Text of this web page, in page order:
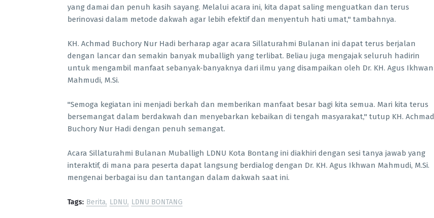
yang damai dan penuh kasih sayang. Melalui acara ini, kita dapat saling menguatkan dan terus
berinovasi dalam metode dakwah agar lebih efektif dan menyentuh hati umat," tambahnya.
KH. Achmad Buchory Nur Hadi berharap agar acara Sillaturahmi Bulanan ini dapat terus berjalan
dengan lancar dan semakin banyak muballigh yang terlibat. Beliau juga mengajak seluruh hadirin
untuk mengambil manfaat sebanyak-banyaknya dari ilmu yang disampaikan oleh Dr. KH. Agus Ikhwan
Mahmudi, M.Si.
"Semoga kegiatan ini menjadi berkah dan memberikan manfaat besar bagi kita semua. Mari kita terus
bersemangat dalam berdakwah dan menyebarkan kebaikan di tengah masyarakat," tutup KH. Achmad
Buchory Nur Hadi dengan penuh semangat.
Acara Sillaturahmi Bulanan Muballigh LDNU Kota Bontang ini diakhiri dengan sesi tanya jawab yang
interaktif, di mana para peserta dapat langsung berdialog dengan Dr. KH. Agus Ikhwan Mahmudi, M.Si.
mengenai berbagai isu dan tantangan dalam dakwah saat ini.
Tags: Berita LDNU LDNU BONTANG